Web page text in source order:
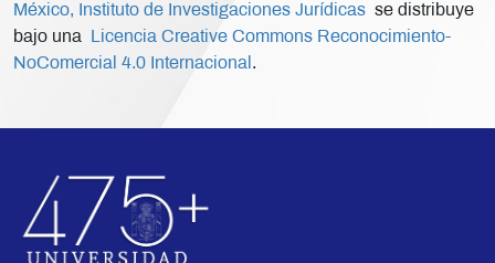
México, Instituto de Investigaciones Jurídicas se distribuye
bajo una
Licencia Creative Commons Reconocimiento-
NoComercial 4.0 Internacional .